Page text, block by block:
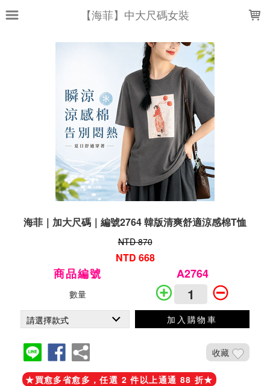
【海菲】中大尺碼女裝
海菲｜加大尺碼｜編號2764 韓版清爽舒適涼感棉T恤
NTD 870
NTD 668
商品編號 A2764
數量
加入購物車
收藏
★買愈多省愈多，任選 2 件以上通通 88 折★